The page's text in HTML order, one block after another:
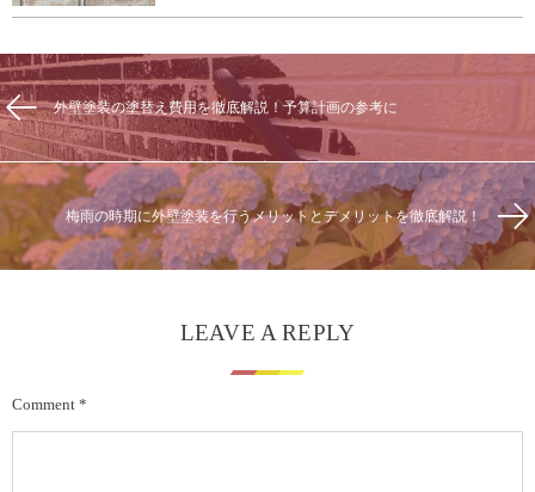
外壁塗装の塗替え費用を徹底解説！予算計画の参考に
梅雨の時期に外壁塗装を行うメリットとデメリットを徹底解説！
LEAVE A REPLY
Comment *